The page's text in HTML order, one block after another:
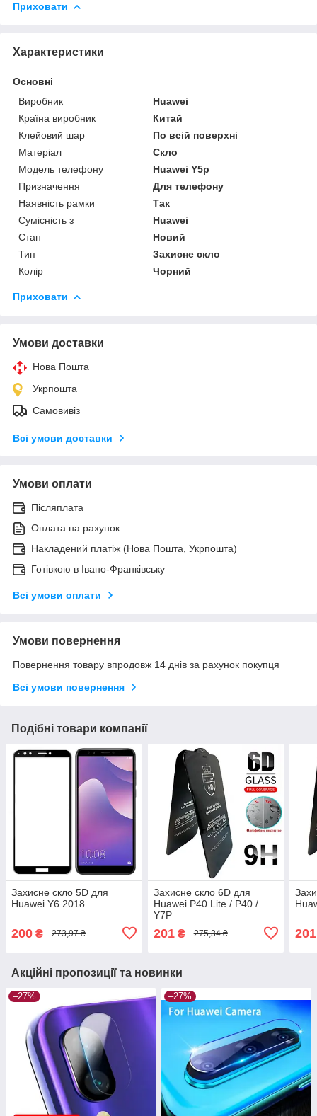
Приховати
Характеристики
Основні
Виробник
Huawei
Країна виробник
Китай
Клейовий шар
По всій поверхні
Матеріал
Скло
Модель телефону
Huawei Y5p
Призначення
Для телефону
Наявність рамки
Так
Сумісність з
Huawei
Стан
Новий
Тип
Захисне скло
Колір
Чорний
Приховати
Умови доставки
Нова Пошта
Укрпошта
Самовивіз
Всі умови доставки
Умови оплати
Післяплата
Оплата на рахунок
Накладений платіж (Нова Пошта, Укрпошта)
Готівкою в Івано-Франківську
Всі умови оплати
Умови повернення
Повернення товару впродовж 14 днів за рахунок покупця
Всі умови повернення
Подібні товари компанії
Захисне скло 5D для
Huawei Y6 2018
200 ₴ 273,97 ₴
Захисне скло 6D для
Huawei P40 Lite / P40 /
Y7P
201₴ 275,34 ₴ 201
Акційні пропозиції та новинки
–27% –27%